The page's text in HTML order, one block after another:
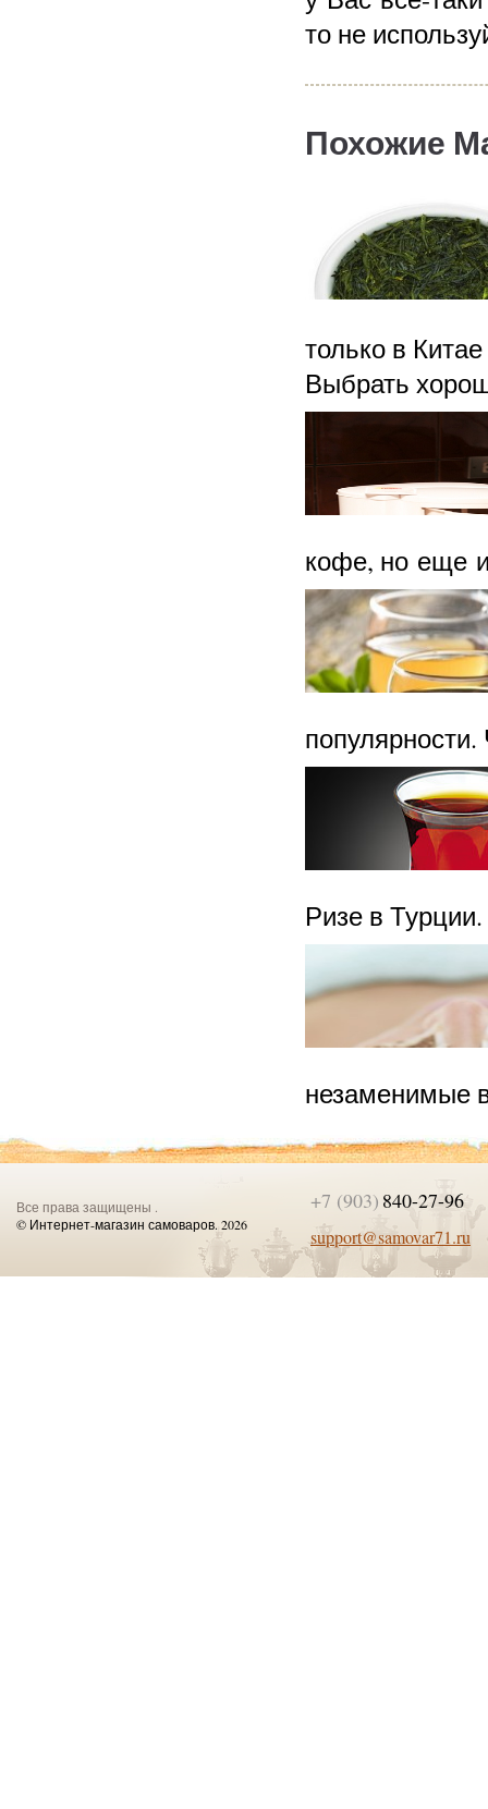
то не
Похожие
только в
Выбрать
кофе, но еще
Ризе в
незаменимые
Все права защищены .
© Интернет-магазин самоваров. 2026
+7 (903) 840-27-96
support@samovar71.ru